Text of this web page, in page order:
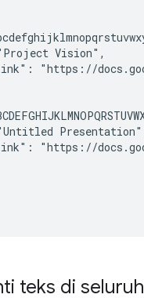
Vision",
"https://
"https://
teks di